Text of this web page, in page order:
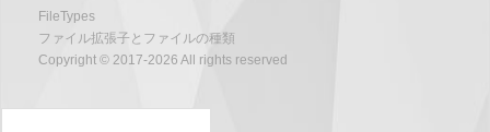
FileTypes
ファイル拡張子とファイルの種類
Copyright © 2017-2026 All rights reserved